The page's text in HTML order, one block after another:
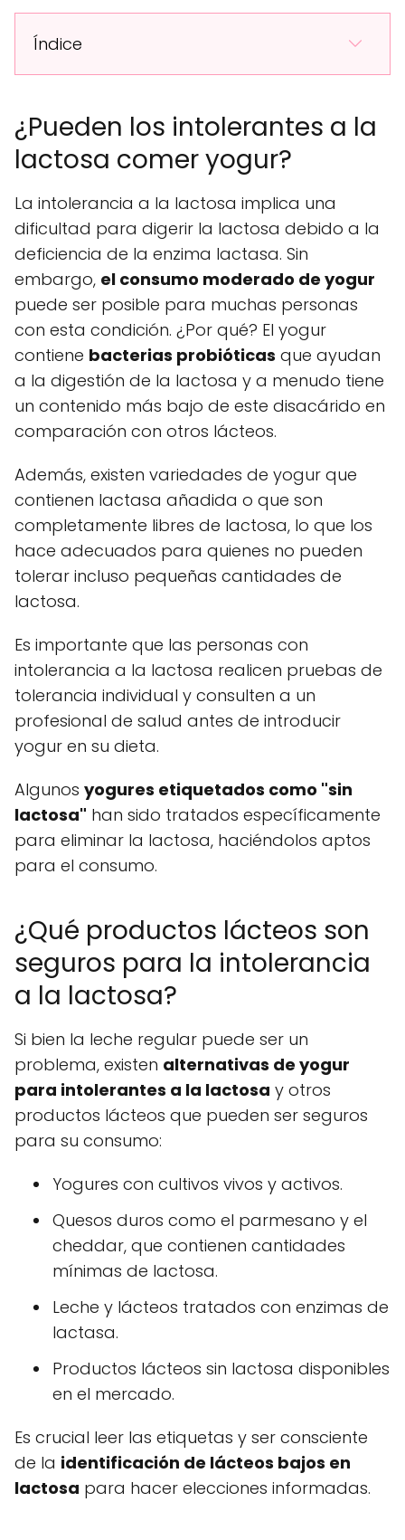
Índice
¿Pueden los intolerantes a la
lactosa comer yogur?
La intolerancia a la lactosa implica una
dificultad para digerir la lactosa debido a la
deficiencia de la enzima lactasa. Sin
embargo, el consumo moderado de yogur
puede ser posible para muchas personas
con esta condición. ¿Por qué? El yogur
contiene bacterias probióticas que ayudan
a la digestión de la lactosa y a menudo tiene
un contenido más bajo de este disacárido en
comparación con otros lácteos.
Además, existen variedades de yogur que
contienen lactasa añadida o que son
completamente libres de lactosa, lo que los
hace adecuados para quienes no pueden
tolerar incluso pequeñas cantidades de
lactosa.
Es importante que las personas con
intolerancia a la lactosa realicen pruebas de
tolerancia individual y consulten a un
profesional de salud antes de introducir
yogur en su dieta.
Algunos yogures etiquetados como "sin
lactosa" han sido tratados específicamente
para eliminar la lactosa, haciéndolos aptos
para el consumo.
¿Qué productos lácteos son
seguros para la intolerancia
a la lactosa?
Si bien la leche regular puede ser un
problema, existen alternativas de yogur
para intolerantes a la lactosa y otros
productos lácteos que pueden ser seguros
para su consumo:
Yogures con cultivos vivos y activos.
Quesos duros como el parmesano y el
cheddar, que contienen cantidades
mínimas de lactosa.
Leche y lácteos tratados con enzimas de
lactasa.
Productos lácteos sin lactosa disponibles
en el mercado.
Es crucial leer las etiquetas y ser consciente
de la identificación de lácteos bajos en
lactosa para hacer elecciones informadas.